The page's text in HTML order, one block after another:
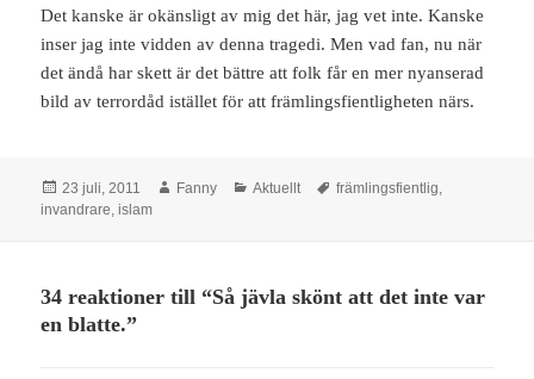
Det kanske är okänsligt av mig det här, jag vet inte. Kanske
inser jag inte vidden av denna tragedi. Men vad fan, nu när
det ändå har skett är det bättre att folk får en mer nyanserad
bild av terrordåd istället för att främlingsfientligheten närs.
Postat
23 juli, 2011 Författare
Fanny Kategorier
Aktuellt Taggar
främlingsfientlig,
invandrare,islam
34 reaktioner till “Så jävla skönt att det inte var
en blatte.”